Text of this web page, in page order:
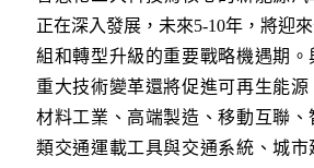
正在深入發展，未來5-10年，將迎
組和轉型升級的重要戰略機遇期
重大技術變革還將促進可再生能
材料工業、高端製造、移動互聯
類交通運載工具與交通系統、城市